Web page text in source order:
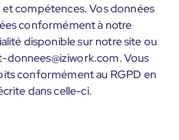
compétences. Vos données
conformément à notre
disponible sur notre site ou
donnees@iziwork.com. Vous
conformément au RGPD en
dans celle-ci.